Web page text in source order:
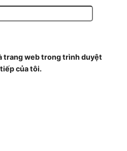
trang web trong trình duyệt
của tôi.